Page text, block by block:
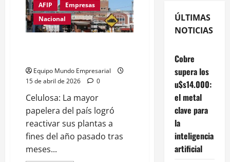
AFIP
Empresas
Nacional
Equipo Mundo Empresarial
15 de abril de 2026
0
Celulosa: La mayor
papelera del país logró
reactivar sus plantas a
fines del año pasado tras
meses...
ÚLTIMAS
NOTICIAS
Cobre
supera los
u$s14.000:
el metal
clave para
la
inteligencia
artificial